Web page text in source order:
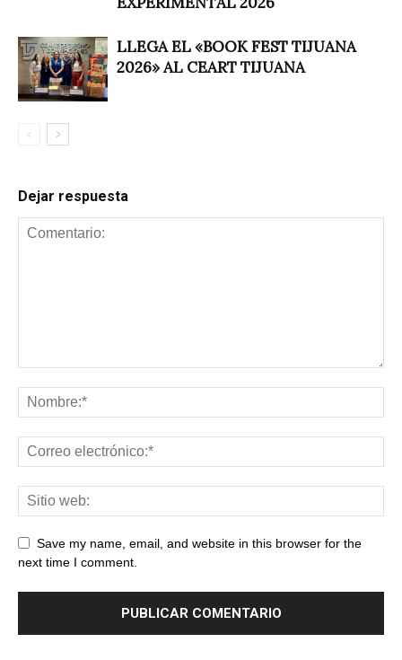
LLEGA EL «BOOK FEST TIJUANA
2026» AL CEART TIJUANA
Dejar respuesta
Save my name, email, and website in this browser for the
next time I comment.